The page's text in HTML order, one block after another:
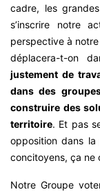
cadre, les
s’inscrire notre
perspective à
déplacera-t-on
justement de
dans des
construire des
territoire. Et pas
opposition dans
concitoyens, ça ne
Notre Groupe